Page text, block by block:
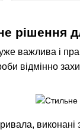
рішення
важлива і
відмінно